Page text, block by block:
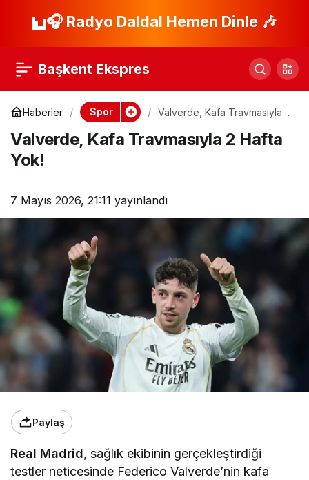
🎧 Radyo Daldal Hemen Dinle 🎶
Başkent Ekspres
Haberler Spor
Valverde, Kafa Travmasıyla 2
Valverde, Kafa Travmasıyla 2 Hafta
Yok!
7 Mayıs 2026, 21:11 yayınlandı
Paylaş
Real Madrid, sağlık ekibinin gerçekleştirdiği
testler neticesinde Federico Valverde’nin kafa
Fenerbahçe’de
Saran Buluşması!
Paylaş